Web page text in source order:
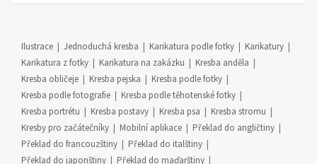
Ilustrace Jednoduchá kresba Karikatura podle fotky
Karikatury
Karikatura z fotky
Karikatura na zakázku
Kresba anděla
Kresba obličeje
Kresba pejska
Kresba podle fotky
Kresba podle fotografie
Kresba podle těhotenské fotky
Kresba portrétu
Kresba postavy Kresba psa
Kresba stromu
Kresby pro začátečníky
Mobilní aplikace
Překlad do angličtiny
Překlad do francouzštiny
Překlad do italštiny
Překlad do japonštiny
Překlad do maďarštiny